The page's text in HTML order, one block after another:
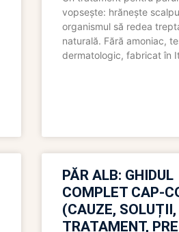
vopsește: hrănește
organismul să redea
naturală. Fără amoniac,
dermatologic, fabricat în
PĂR ALB: GHIDUL
COMPLET CAP-
(CAUZE, SOLUȚII,
TRATAMENT,